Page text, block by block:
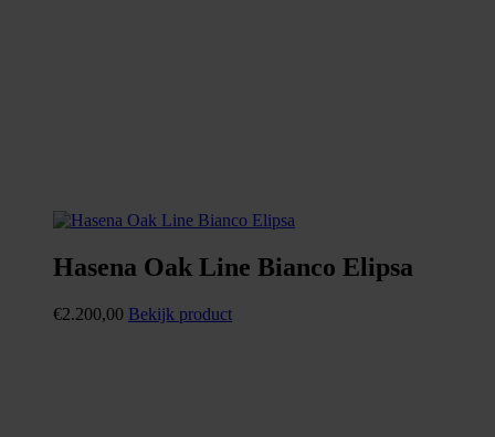
Hasena Oak Line Bianco Elipsa
€2.200,00 Bekijk product